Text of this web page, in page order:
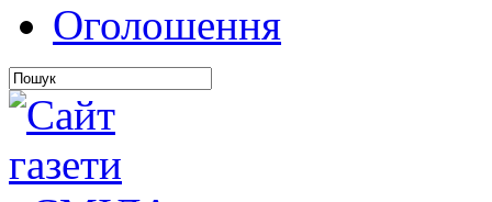
Оголошення